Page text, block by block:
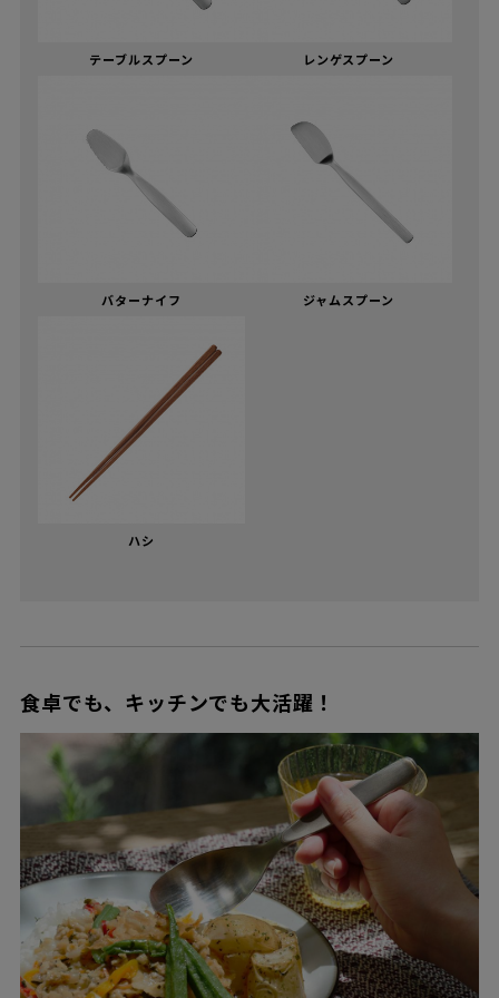
テーブルスプーン レンゲスプーン
バターナイフ ジャムスプーン
ハシ
食卓でも、キッチンでも大活躍！